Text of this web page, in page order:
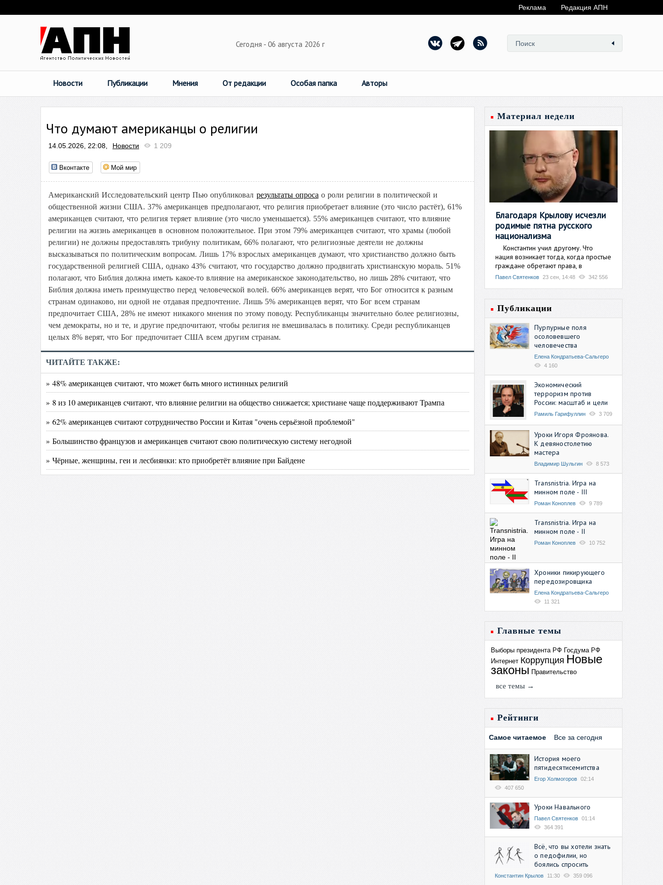
Реклама Редакция АПН
Сегодня - 06 августа 2026 г
Новости Публикации Мнения От редакции Особая папка Авторы
Что думают американцы о религии
14.05.2026, 22:08, Новости 1 209
Вконтакте Мой мир
Американский Исследовательский центр Пью опубликовал результаты опроса о роли религии в политической и
общественной жизни США. 37% американцев предполагают, что религия приобретает влияние (это число растёт), 61%
американцев считают, что религия теряет влияние (это число уменьшается). 55% американцев считают, что влияние
религии на жизнь американцев в основном положительное. При этом 79% американцев считают, что храмы (любой
религии) не должны предоставлять трибуну политикам, 66% полагают, что религиозные деятели не должны
высказываться по политическим вопросам. Лишь 17% взрослых американцев думают, что христианство должно быть
государственной религией США, однако 43% считают, что государство должно продвигать христианскую мораль. 51%
полагают, что Библия должна иметь какое-то влияние на американское законодательство, но лишь 28% считают, что
Библия должна иметь преимущество перед человеческой волей. 66% американцев верят, что Бог относится к разным
странам одинаково, ни одной не отдавая предпочтение. Лишь 5% американцев верят, что Бог всем странам
предпочитает США, 28% не имеют никакого мнения по этому поводу. Республиканцы значительно более религиозны,
чем демократы, но и те, и другие предпочитают, чтобы религия не вмешивалась в политику. Среди республиканцев
целых 8% верят, что Бог предпочитает США всем другим странам.
ЧИТАЙТЕ ТАКЖЕ:
» 48% американцев считают, что может быть много истинных религий
» 8 из 10 американцев считают, что влияние религии на общество снижается; христиане чаще поддерживают Трампа
» 62% американцев считают сотрудничество России и Китая "очень серьёзной проблемой"
» Большинство французов и американцев считают свою политическую систему негодной
» Чёрные, женщины, геи и лесбиянки: кто приобретёт влияние при Байдене
Материал недели
Благодаря Крылову исчезли
родимые пятна русского
национализма
Константин учил другому. Что
нация возникает тогда, когда простые
граждане обретают права, в
Павел Святенков 23 сен, 14:48 342 556
Публикации
Пурпурные поля
осоловевшего
человечества
Елена Кондратьева-Сальгеро
4 160
Экономический
терроризм против
России: масштаб и цели
Рамиль Гарифуллин 3 709
Уроки Игоря Фроянова.
К девяностолетию
мастера
Владимир Шульгин 8 573
Transnistria. Игра на
минном поле - III
Роман Коноплев 9 789
Transnistria. Игра на
минном поле - II
Роман Коноплев 10 752
Хроники пикирующего
передозировщика
Елена Кондратьева-Сальгеро
11 321
Главные темы
Выборы президента РФ Госдума РФ
Интернет Коррупция Новые
законы Правительство
все темы →
Рейтинги
Самое читаемое Все за сегодня
История моего
пятидесятисемитства
Егор Холмогоров 02:14
407 650
Уроки Навального
Павел Святенков 01:14
364 391
Всё, что вы хотели знать
о педофилии, но
боялись спросить
Константин Крылов 11:30 359 096